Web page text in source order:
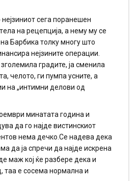
сега поранешен
на рецепција, а нему му се
Барбика толку многу што
нејзините операции.
градите, ја сменила
челото, ги пумпа усните, а
на „интимни делови од
минатата година и
да го најде вистинскиот
нема дечко.Се надева дека
да ја спречи да најде искрена
маж кој ќе разбере дека и
таа е сосема нормална и